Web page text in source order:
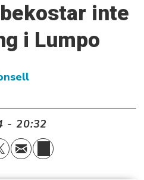
inte
i Lumpo
- 20:32